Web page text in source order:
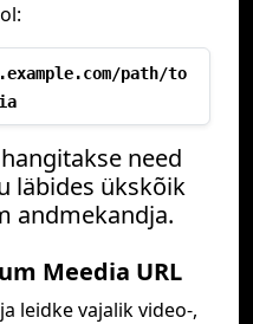
path/to
need
läbides ükskõik
andmekandja.
Meedia URL
leidke vajalik video-,